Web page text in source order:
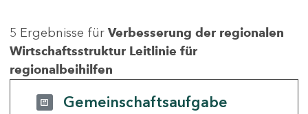
5 Ergebnisse für Verbesserung der regionalen
Wirtschaftsstruktur Leitlinie für
regionalbeihilfen
Gemeinschaftsaufgabe